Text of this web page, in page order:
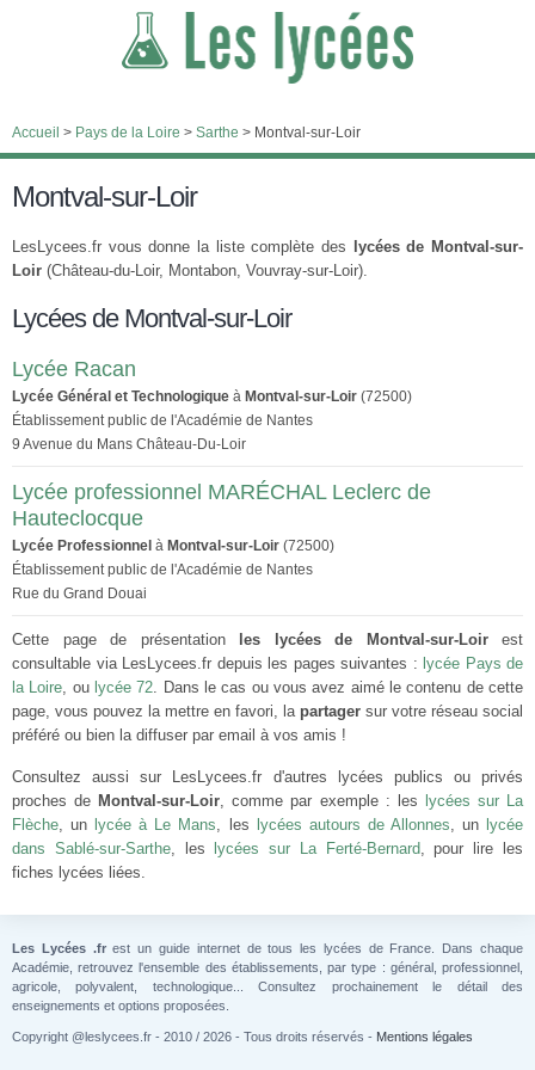
Accueil > Pays de la Loire > Sarthe > Montval-sur-Loir
Montval-sur-Loir
LesLycees.fr vous donne la liste complète des
lycées de Montval-sur-
Loir (Château-du-Loir, Montabon, Vouvray-sur-Loir).
Lycées de Montval-sur-Loir
Lycée Racan
Lycée Général et Technologique à Montval-sur-Loir (72500)
Établissement public de l'Académie de Nantes
9 Avenue du Mans Château-Du-Loir
Lycée professionnel MARÉCHAL Leclerc de
Hauteclocque
Lycée Professionnel à Montval-sur-Loir (72500)
Établissement public de l'Académie de Nantes
Rue du Grand Douai
Cette page de présentation les lycées de Montval-sur-Loirest
consultable via LesLycees.fr depuis les pages suivantes : lycée Pays de
la Loire, ou lycée 72. Dans le cas ou vous avez aimé le contenu de cette
page, vous pouvez la mettre en favori, la partager sur votre réseau social
préféré ou bien la diffuser par email à vos amis !
Consultez aussi sur LesLycees.fr d'autres lycées publics ou privés
proches de Montval-sur-Loir, comme par exemple : les
lycées sur La
Flèche, un lycée à Le Mans, les lycées autours de Allonnes, un lycée
dans Sablé-sur-Sarthe, les lycées sur La Ferté-Bernard, pour lire les
fiches lycées liées.
Les Lycées .frest un guide internet de tous les lycées de France. Dans chaque
Académie, retrouvez l'ensemble des établissements, par type : général, professionnel,
agricole, polyvalent, technologique... Consultez prochainement le détail des
enseignements et options proposées.
Copyright @leslycees.fr - 2010 / 2026 - Tous droits réservés - Mentions légales